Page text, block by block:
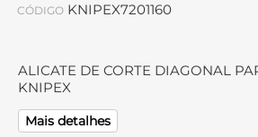
CÓDIGO KNIPEX7201160
ALICATE DE CORTE DIAGONAL
KNIPEX
Mais detalhes